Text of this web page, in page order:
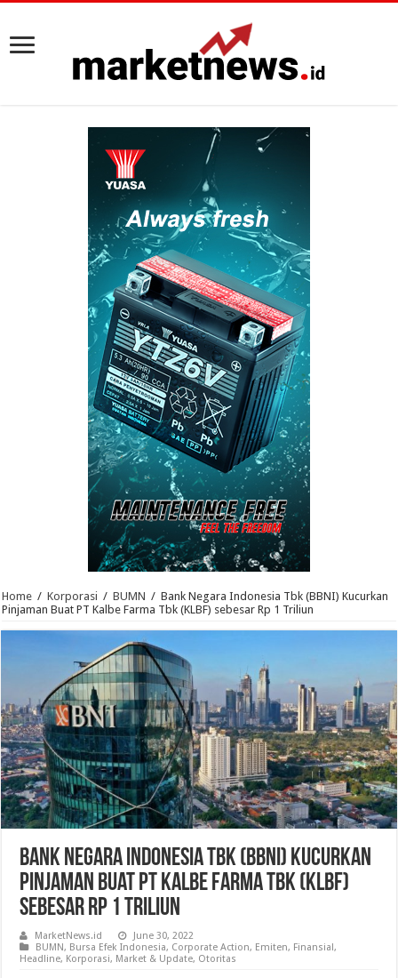
Home / Korporasi / BUMN / Bank Negara Indonesia Tbk (BBNI) Kucurkan
Pinjaman Buat PT Kalbe Farma Tbk (KLBF) sebesar Rp 1 Triliun
Bank Negara Indonesia Tbk (BBNI) Kucurkan
Pinjaman Buat PT Kalbe Farma Tbk (KLBF)
sebesar Rp 1 Triliun
MarketNews.id
June 30, 2022
BUMN, Bursa Efek Indonesia, Corporate Action, Emiten, Finansial,
Headline, Korporasi, Market & Update, Otoritas